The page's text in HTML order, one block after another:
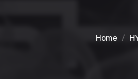
Home